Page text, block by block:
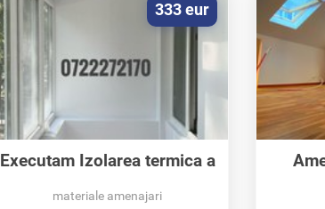
Executam Izolarea termica a
materiale amenajari
333 eur